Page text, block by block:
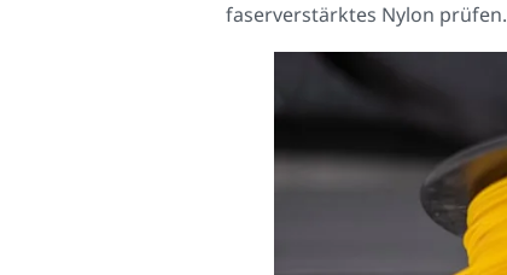
faserverstärktes Nylon prüfen.